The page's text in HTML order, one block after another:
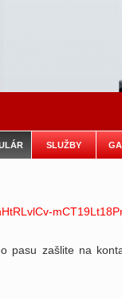
SLUŽBY
pasu zašlite na